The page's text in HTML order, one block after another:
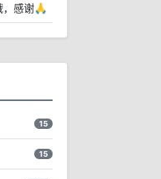
，感谢🙏
15
15